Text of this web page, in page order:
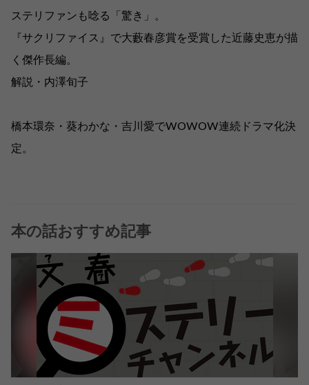
ステリファンも唸る「驚き」。
『サクリファイス』で大藪春彦賞を受賞した近藤史恵が描
く傑作長編。
解説・内澤旬子
橋本環奈・葵わかな・吉川愛でWOWOW連続ドラマ化決
定。
本の話おすすめ記事